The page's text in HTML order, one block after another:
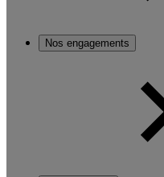
Nos engagements